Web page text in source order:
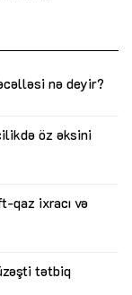
nə deyir?
öz əksini
qaz ixracı və
tətbiq